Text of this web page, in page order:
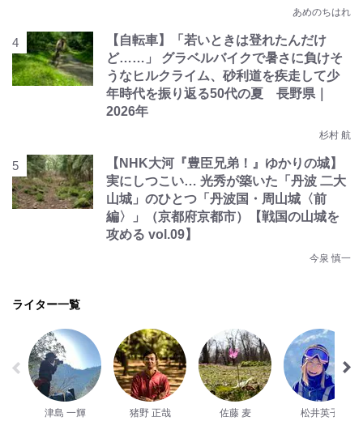
あめのちはれ
【自転車】「若いときは登れたんだけ
ど……」 グラベルバイクで暑さに負けそ
うなヒルクライム、砂利道を疾走して少
年時代を振り返る50代の夏 長野県｜
2026年
杉村 航
【NHK大河『豊臣兄弟！』ゆかりの城】
実にしつこい… 光秀が築いた「丹波 二大
山城」のひとつ「丹波国・周山城〈前
編〉」（京都府京都市）【戦国の山城を
攻める vol.09】
今泉 慎一
ライター一覧
津島 一輝 猪野 正哉 佐藤 麦 松井英子